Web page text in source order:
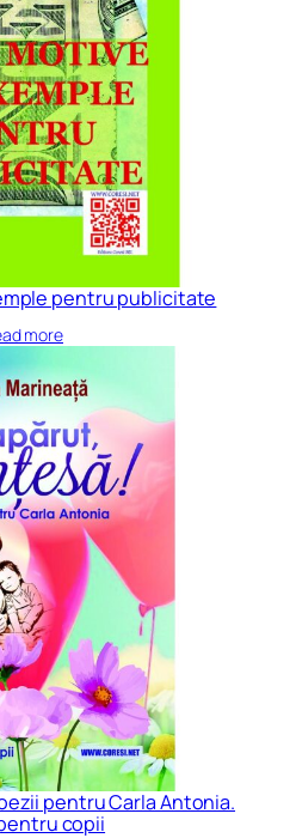
pentru publicitate
more
pentru Carla Antonia.
copii